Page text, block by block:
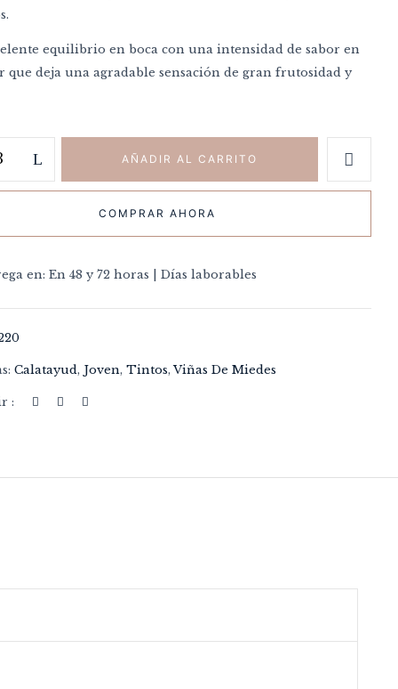
equilibrio en boca con una intensidad de sabor en
que deja una agradable sensación de gran frutosidad y
AÑADIR AL CARRITO
COMPRAR AHORA
en: En 48 y 72 horas | Días laborables
Calatayud, Joven,Tintos,Viñas De Miedes
:
electrónico y web en este navegador para la próxima